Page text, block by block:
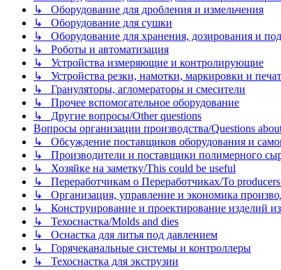
↳ Оборудование для дробления и измельчения
↳ Оборудование для сушки
↳ Оборудование для хранения, дозирования и
↳ Роботы и автоматизация
↳ Устройства измеряющие и контролирующие
↳ Устройства резки, намотки, маркировки и
↳ Грануляторы, агломераторы и смесители
↳ Прочее вспомогательное оборудование
↳ Другие вопросы/Other questions
Вопросы организации производства/Questions
↳ Обсуждение поставщиков оборудования и
↳ Производители и поставщики полимерного
↳ Хозяйке на заметку/This could be useful
↳ Переработчикам о Переработчиках/To producers
↳ Организация, управление и экономика
↳ Конструирование и проектирование изделий
↳ Техоснастка/Molds and dies
↳ Оснастка для литья под давлением
↳ Горячеканальные системы и контроллеры
↳ Техоснастка для экструзии